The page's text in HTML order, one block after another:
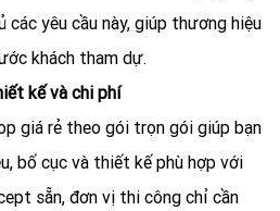
yêu cầu này, giúp thương hiệu
khách tham dự.
kế và chi phí
giá rẻ theo gói trọn gói giúp bạn
bố cục và thiết kế phù hợp với
sẵn, đơn vị thi công chỉ cần